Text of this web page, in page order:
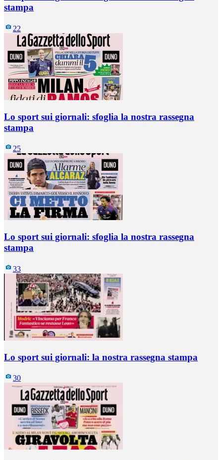
stampa
22
Lo sport sui giornali: sfoglia la nostra rassegna
stampa
25
Lo sport sui giornali: sfoglia la nostra rassegna
stampa
33
Lo sport sui giornali: la nostra rassegna stampa
30